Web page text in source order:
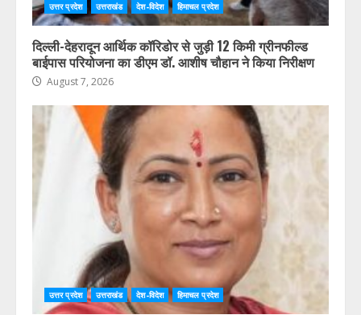
उत्तर प्रदेश उत्तराखंड देश-विदेश हिमाचल प्रदेश
दिल्ली-देहरादून आर्थिक कॉरिडोर से जुड़ी 12 किमी ग्रीनफील्ड
बाईपास परियोजना का डीएम डॉ. आशीष चौहान ने किया निरीक्षण
August 7, 2026
उत्तर प्रदेश उत्तराखंड देश-विदेश हिमाचल प्रदेश